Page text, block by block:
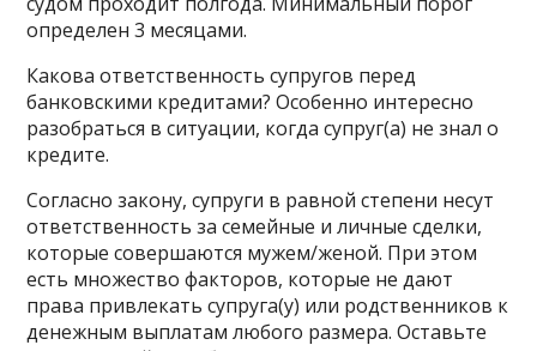
определен 3 месяцами.
Какова ответственность супругов перед
банковскими кредитами? Особенно интересно
разобраться в ситуации, когда супруг(а) не знал о
кредите.
Согласно закону, супруги в равной степени несут
ответственность за семейные и личные сделки,
которые совершаются мужем/женой. При этом
есть множество факторов, которые не дают
права привлекать супруга(у) или родственников к
денежным выплатам любого размера. Оставьте